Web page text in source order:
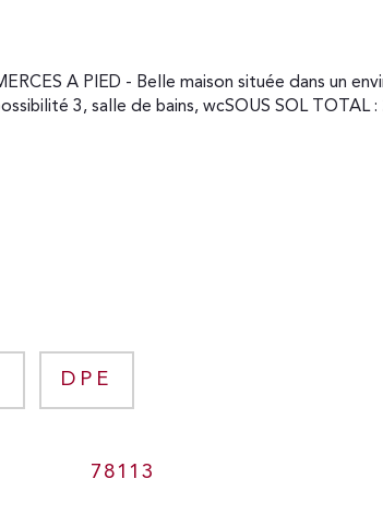
3, salle de bains, wcSOUS SOL
DPE
78113